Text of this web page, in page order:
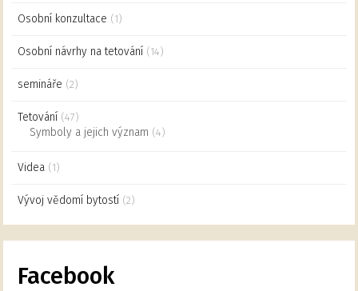
Osobní konzultace (1)
Osobní návrhy na tetování (14)
semináře (2)
Tetování (47)
Symboly a jejich význam (4)
Videa (1)
Vývoj vědomí bytostí (2)
Facebook